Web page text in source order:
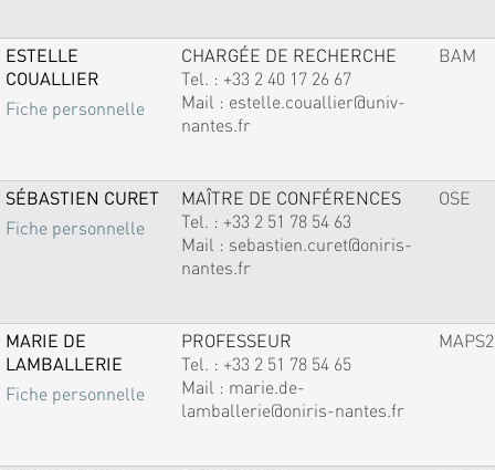
ESTELLE
COUALLIER
Fiche personnelle
CHARGÉE DE RECHERCHE
Tel. : +33 2 40 17 26 67
Mail : estelle.couallier@univ-
nantes.fr
BAM
SÉBASTIEN CURET
Fiche personnelle
MAÎTRE DE CONFÉRENCES
Tel. : +33 2 51 78 54 63
Mail : sebastien.curet@oniris-
nantes.fr
OSE
MARIE DE
LAMBALLERIE
Fiche personnelle
PROFESSEUR
Tel. : +33 2 51 78 54 65
Mail : marie.de-
lamballerie@oniris-nantes.fr
MAPS2